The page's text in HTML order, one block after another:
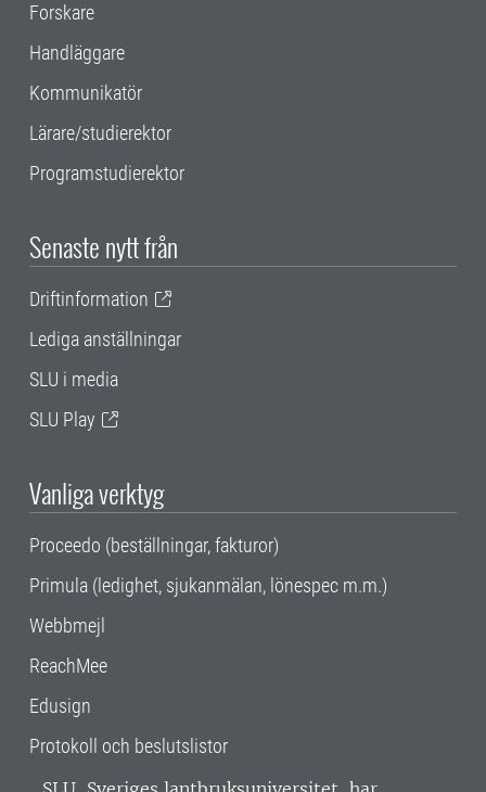
Forskare
Handläggare
Kommunikatör
Lärare/studierektor
Programstudierektor
Senaste nytt från
Driftinformation
Lediga anställningar
SLU i media
SLU Play
Vanliga verktyg
Proceedo (beställningar, fakturor)
Primula (ledighet, sjukanmälan, lönespec m.m.)
Webbmejl
ReachMee
Edusign
Protokoll och beslutslistor